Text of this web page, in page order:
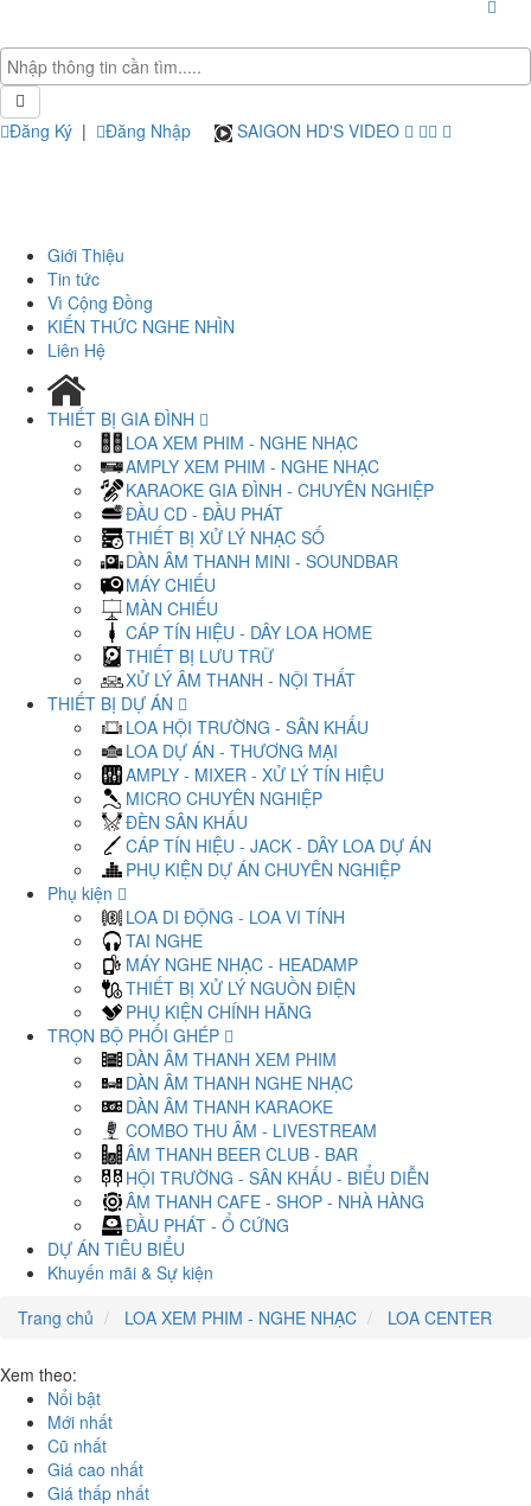
Đăng Ký | Đăng Nhập SAIGON HD'S VIDEO
Giới Thiệu
Tin tức
Vì Cộng Đồng
KIẾN THỨC NGHE NHÌN
Liên Hệ
THIẾT BỊ GIA ĐÌNH
LOA XEM PHIM - NGHE NHẠC
AMPLY XEM PHIM - NGHE NHẠC
KARAOKE GIA ĐÌNH - CHUYÊN NGHIỆP
ĐẦU CD - ĐẦU PHÁT
THIẾT BỊ XỬ LÝ NHẠC SỐ
DÀN ÂM THANH MINI - SOUNDBAR
MÁY CHIẾU
MÀN CHIẾU
CÁP TÍN HIỆU - DÂY LOA HOME
THIẾT BỊ LƯU TRỮ
XỬ LÝ ÂM THANH - NỘI THẤT
THIẾT BỊ DỰ ÁN
LOA HỘI TRƯỜNG - SÂN KHẤU
LOA DỰ ÁN - THƯƠNG MẠI
AMPLY - MIXER - XỬ LÝ TÍN HIỆU
MICRO CHUYÊN NGHIỆP
ĐÈN SÂN KHẤU
CÁP TÍN HIỆU - JACK - DÂY LOA DỰ ÁN
PHỤ KIỆN DỰ ÁN CHUYÊN NGHIỆP
Phụ kiện
LOA DI ĐỘNG - LOA VI TÍNH
TAI NGHE
MÁY NGHE NHẠC - HEADAMP
THIẾT BỊ XỬ LÝ NGUỒN ĐIỆN
PHỤ KIỆN CHÍNH HÃNG
TRỌN BỘ PHỐI GHÉP
DÀN ÂM THANH XEM PHIM
DÀN ÂM THANH NGHE NHẠC
DÀN ÂM THANH KARAOKE
COMBO THU ÂM - LIVESTREAM
ÂM THANH BEER CLUB - BAR
HỘI TRƯỜNG - SÂN KHẤU - BIỂU DIỄN
ÂM THANH CAFE - SHOP - NHÀ HÀNG
ĐẦU PHÁT - Ổ CỨNG
DỰ ÁN TIÊU BIỂU
Khuyến mãi & Sự kiện
Trang chủ
LOA XEM PHIM - NGHE NHẠC LOA CENTER
Xem theo:
Nổi bật
Mới nhất
Cũ nhất
Giá cao nhất
Giá thấp nhất